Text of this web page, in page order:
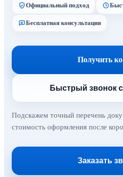
Официальный подход
Бесплатная консультация
Получить
Быстрый звонок
Подскажем точный перечень
стоимость оформления после
Заказать